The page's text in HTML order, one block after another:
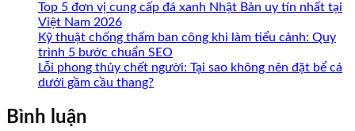
Top 5 đơn vị cung cấp đá xanh Nhật Bản uy tín nhất tại
Việt Nam 2026
Kỹ thuật chống thấm ban công khi làm tiểu cảnh: Quy
trình 5 bước chuẩn SEO
Lỗi phong thủy chết người: Tại sao không nên đặt bể cá
dưới gầm cầu thang?
Bình luận